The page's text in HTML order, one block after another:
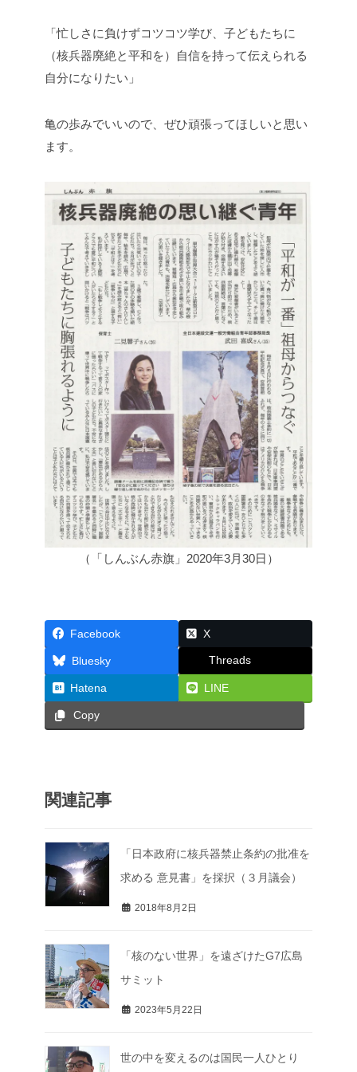
「忙しさに負けずコツコツ学び、子どもたちに
（核兵器廃絶と平和を）自信を持って伝えられる
自分になりたい」
亀の歩みでいいので、ぜひ頑張ってほしいと思い
ます。
（「しんぶん赤旗」2020年3月30日）
Facebook X
Bluesky Threads
Hatena LINE
Copy
関連記事
「日本政府に核兵器禁止条約の批准を
求める 意見書」を採択（３月議会）
2018年8月2日
「核のない世界」を遠ざけたG7広島
サミット
2023年5月22日
世の中を変えるのは国民一人ひとり